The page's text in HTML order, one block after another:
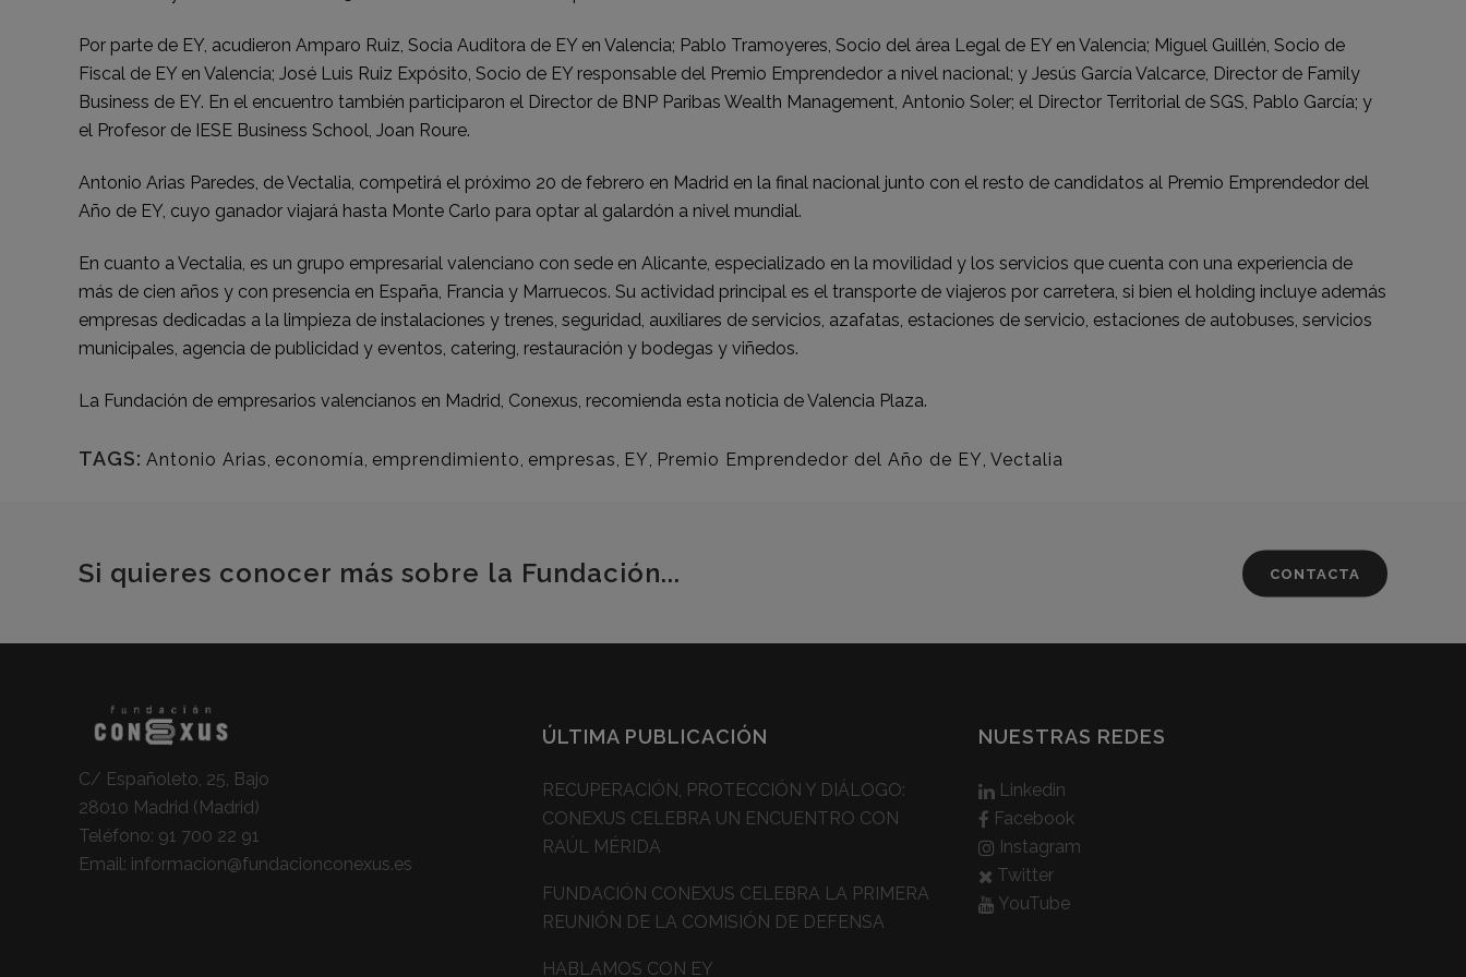
Por parte de EY, acudieron Amparo Ruiz, Socia Auditora de EY en Valencia; Pablo Tramoyeres, Socio del área Legal de EY en Valencia; Miguel Guillén, Socio de
Fiscal de EY en Valencia; José Luis Ruiz Expósito, Socio de EY responsable del Premio Emprendedor a nivel nacional; y Jesús García Valcarce, Director de Family
Business de EY. En el encuentro también participaron el Director de BNP Paribas Wealth Management, Antonio Soler; el Director Territorial de SGS, Pablo García; y
el Profesor de IESE Business School, Joan Roure.
Antonio Arias Paredes, de Vectalia, competirá el próximo 20 de febrero en Madrid en la final nacional junto con el resto de candidatos al Premio Emprendedor del
Año de EY, cuyo ganador viajará hasta Monte Carlo para optar al galardón a nivel mundial.
En cuanto a Vectalia, es un grupo empresarial valenciano con sede en Alicante, especializado en la movilidad y los servicios que cuenta con una experiencia de
más de cien años y con presencia en España, Francia y Marruecos. Su actividad principal es el transporte de viajeros por carretera, si bien el holding incluye además
empresas dedicadas a la limpieza de instalaciones y trenes, seguridad, auxiliares de servicios, azafatas, estaciones de servicio, estaciones de autobuses, servicios
municipales, agencia de publicidad y eventos, catering, restauración y bodegas y viñedos.
La Fundación de empresarios valencianos en Madrid, Conexus, recomienda esta noticia deValencia Plaza.
TAGS: Antonio Arias, economía, emprendimiento, empresas, EY, Premio Emprendedor del Año de EY, Vectalia
Si quieres conocer más sobre la Fundación... CONTACTA
C/ Españoleto, 25, Bajo
28010 Madrid (Madrid)
Teléfono: 91 700 22 91
Email: informacion@fundacionconexus.es
ÚLTIMA PUBLICACIÓN
RECUPERACIÓN, PROTECCIÓN Y DIÁLOGO:
CONEXUS CELEBRA UN ENCUENTRO CON
RAÚL MÉRIDA
FUNDACIÓN CONEXUS CELEBRA LA PRIMERA
REUNIÓN DE LA COMISIÓN DE DEFENSA
HABLAMOS CON EY
NUESTRAS REDES
Linkedin
Facebook
Instagram
Twitter
YouTube